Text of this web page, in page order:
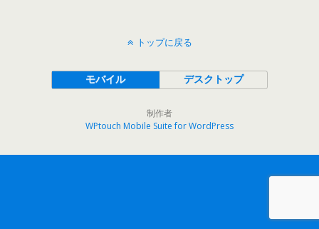
トップに戻る
モバイル デスクトップ
制作者
WPtouch Mobile Suite for WordPress